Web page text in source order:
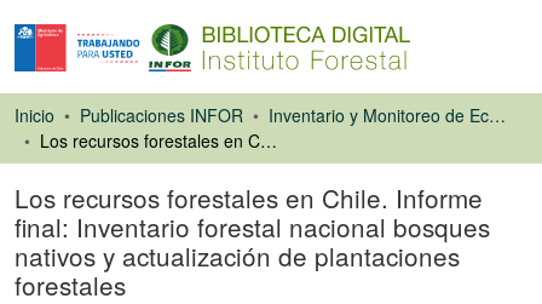
Inicio Publicaciones INFOR
Inventario y Monitoreo de Ecosistemas Forestales
Los recursos forestales en Chile. Informe final: Inventario forestal nacional bosques nativos y actualización de plantaciones forestales
Los recursos forestales en Chile. Informe
final: Inventario forestal nacional bosques
nativos y actualización de plantaciones
forestales